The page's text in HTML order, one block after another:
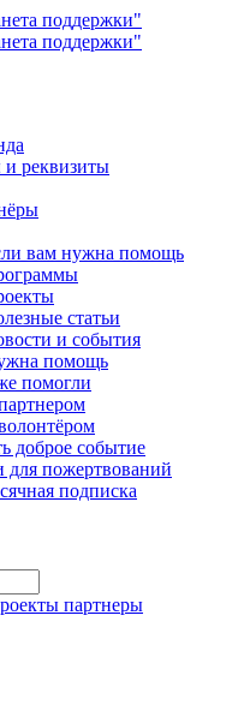
реквизиты
вам нужна помощь
статьи
и события
помощь
помогли
доброе событие
пожертвований
подписка
партнеры